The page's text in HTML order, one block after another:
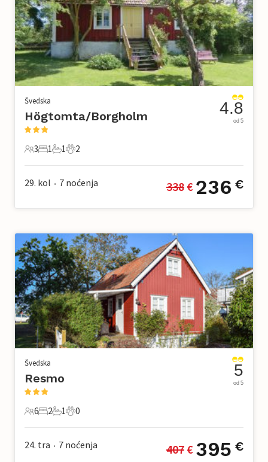
Švedska
Högtomta/Borgholm
3 Gosti
3
1 Spavaća soba
1
1 Kupaonica
1
2 Kućni ljubimac
2
4.8
od 5
29. kol • 7 noćenja 338 € 236 €
Švedska
Resmo
6 Gosti
6
2 Spavaće sobe
2
1 Kupaonica
1
0 Kućni ljubimac
0
5
od 5
24. tra • 7 noćenja 407 € 395 €